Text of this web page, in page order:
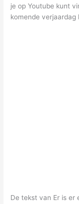
je op Youtube kunt
komende verjaardag
De tekst van Er is er